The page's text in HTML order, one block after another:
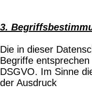
3.
Die in dieser
Begriffe
DSGVO. Im Sinne
der Ausdruck